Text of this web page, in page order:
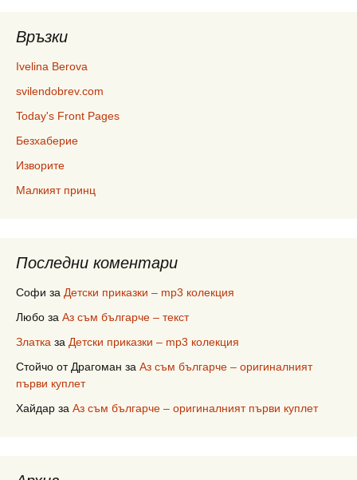
Връзки
Ivelina Berova
svilendobrev.com
Today's Front Pages
Безхаберие
Изворите
Малкият принц
Последни коментари
Софи за Детски приказки – mp3 колекция
Любо за Аз съм българче – текст
Златка за Детски приказки – mp3 колекция
Стойчо от Драгоман за Аз съм българче – оригиналният
първи куплет
Хайдар за Аз съм българче – оригиналният първи куплет